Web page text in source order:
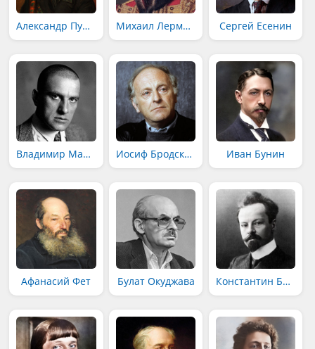
Александр Пушкин Михаил Лермонтов Сергей Есенин
Владимир Маяковский Иосиф Бродский Иван Бунин
Афанасий Фет Булат Окуджава Константин Бальмонт